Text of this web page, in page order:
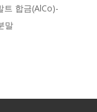
트 합금(AlCo)-
말